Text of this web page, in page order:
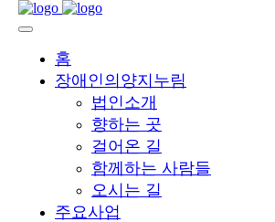
홈
장애인의양지누림
법인소개
향하는 곳
걸어온 길
함께하는 사람들
오시는 길
주요사업